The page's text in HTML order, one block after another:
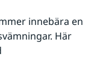
innebära en
Här